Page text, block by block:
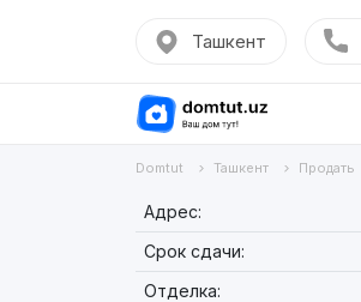
Ташкент
Domtut Ташкент Продать
Адрес:
Срок сдачи:
Отделка: